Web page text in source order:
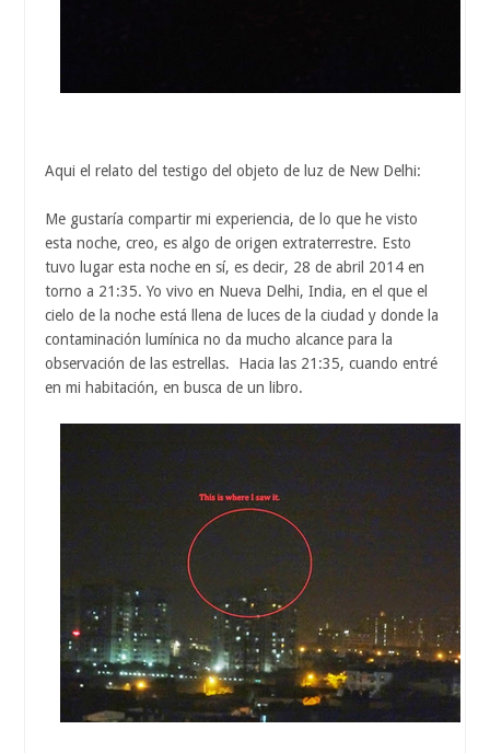
Aqui el relato del testigo del objeto de luz de New Delhi:
Me gustaría compartir mi experiencia, de lo que he visto
esta noche, creo, es algo de origen extraterrestre. Esto
tuvo lugar esta noche en sí, es decir, 28 de abril 2014 en
torno a 21:35. Yo vivo en Nueva Delhi, India, en el que el
cielo de la noche está llena de luces de la ciudad y donde la
contaminación lumínica no da mucho alcance para la
observación de las estrellas. Hacia las 21:35, cuando entré
en mi habitación, en busca de un libro.